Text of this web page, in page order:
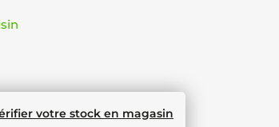
votre stock en magasin